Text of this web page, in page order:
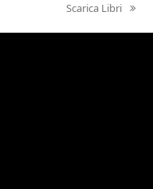
Scarica Libri